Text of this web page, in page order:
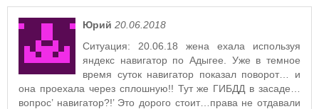
Юрий 20.06.2018
Ситуация: 20.06.18 жена ехала используя
яндекс навигатор по Адыгее. Уже в темное
время суток навигатор показал поворот… и
она проехала через сплошную!! Тут же ГИБДД в засаде…
вопрос’ навигатор?!’ Это дорого стоит…права не отдавали